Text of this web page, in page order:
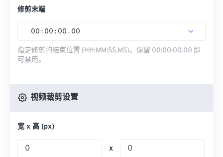
修剪末端
00 : 00 : 00 . 00
指定修剪的结束位置 (HH:MM:SS.MS)。保留 00:00:00.00 即
可禁用。
视频裁剪设置
宽 x 高 (px)
x